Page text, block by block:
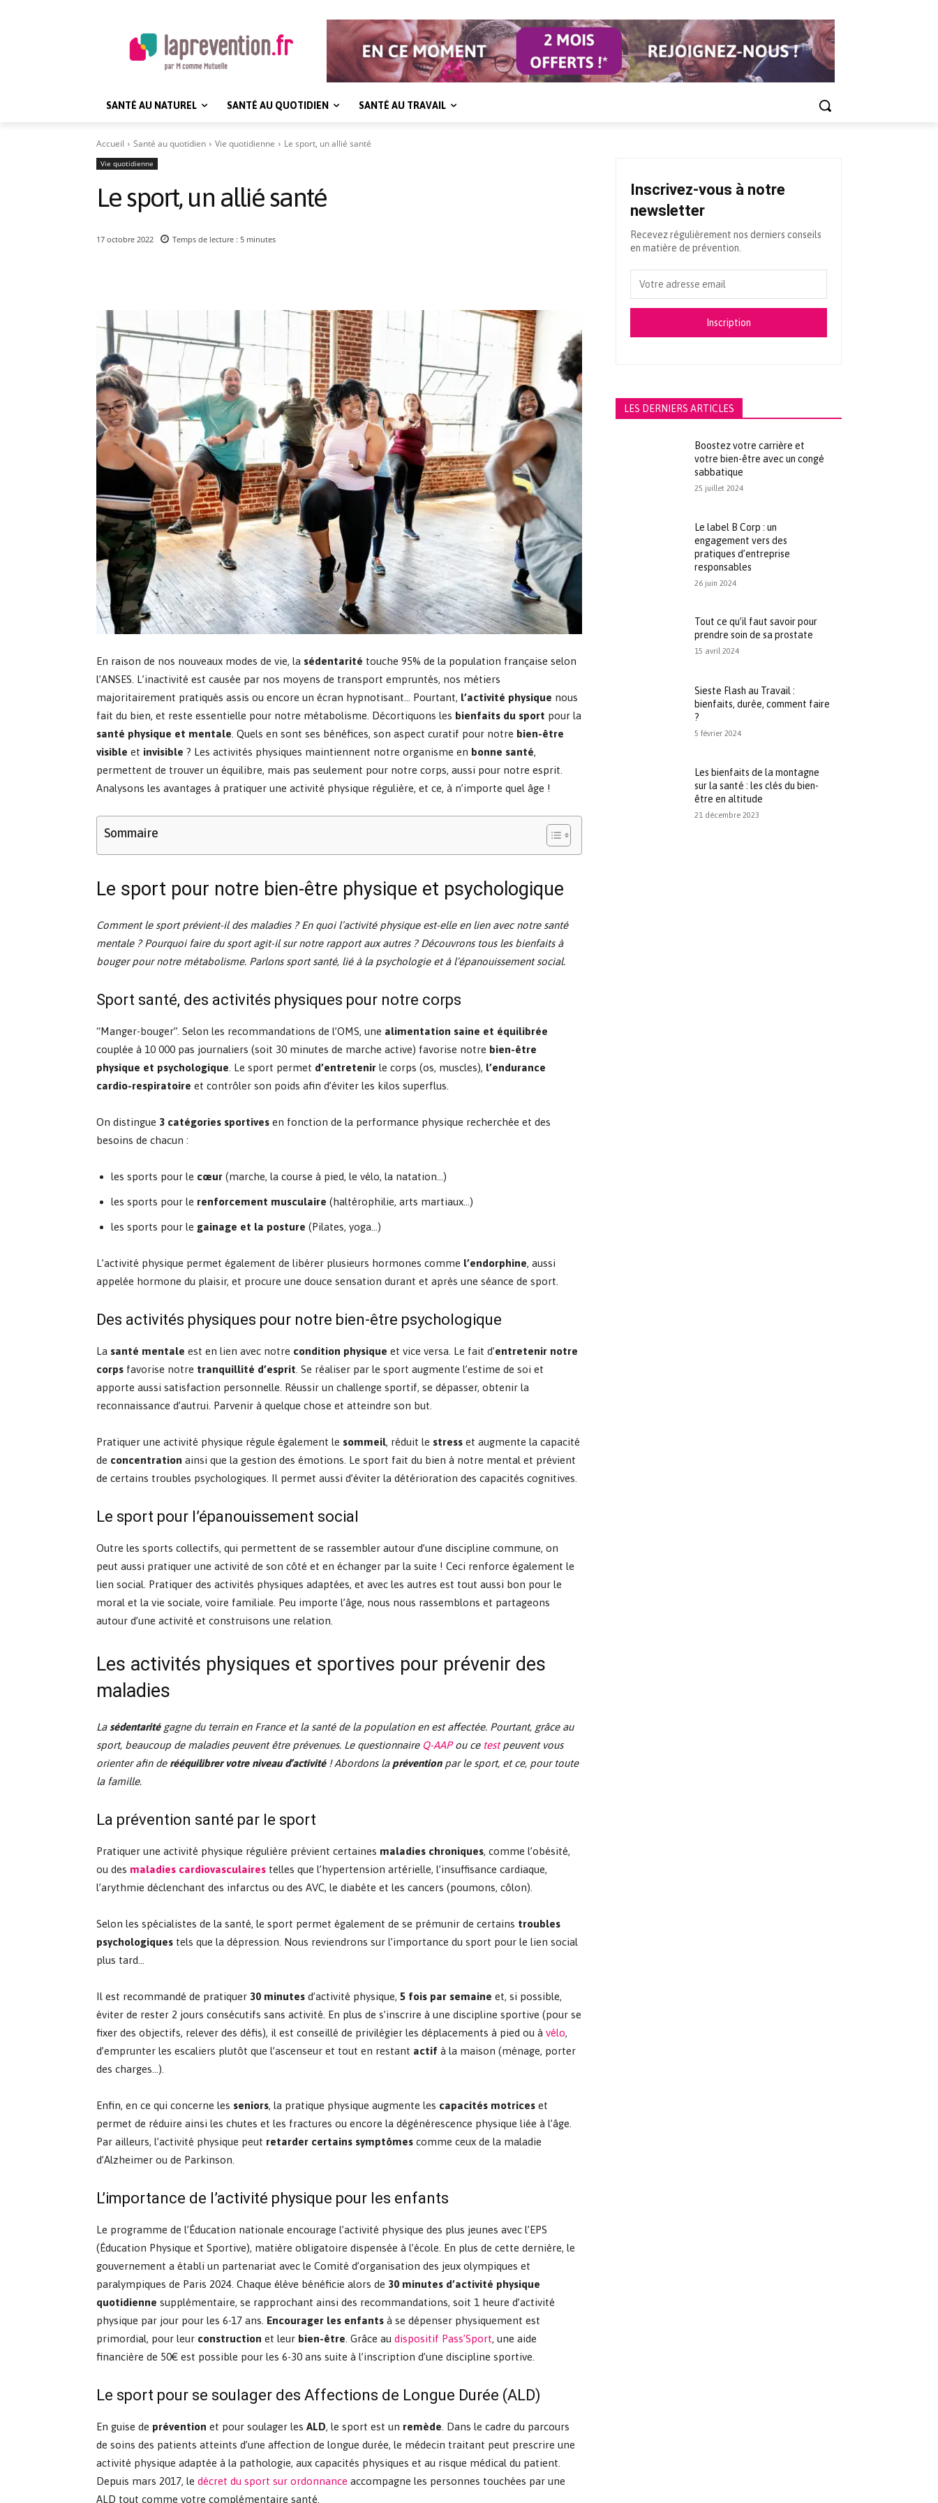
SANTÉ AU NATUREL SANTÉ AU QUOTIDIEN SANTÉ AU TRAVAIL
Accueil Santé au quotidien Vie quotidienne Le sport, un allié santé
Vie quotidienne
Le sport, un allié santé
17 octobre 2022 Temps de lecture : 5 minutes
En raison de nos nouveaux modes de vie, la sédentarité touche 95% de la population française selon
l’ANSES. L’inactivité est causée par nos moyens de transport empruntés, nos métiers
majoritairement pratiqués assis ou encore un écran hypnotisant… Pourtant, l’activité physique nous
fait du bien, et reste essentielle pour notre métabolisme. Décortiquons les bienfaits du sport pour la
santé physique et mentale . Quels en sont ses bénéfices, son aspect curatif pour notre bien-être
visible et invisible ? Les activités physiques maintiennent notre organisme en bonne santé,
permettent de trouver un équilibre, mais pas seulement pour notre corps, aussi pour notre esprit.
Analysons les avantages à pratiquer une activité physique régulière, et ce, à n’importe quel âge !
Sommaire
Le sport pour notre bien-être physique et psychologique
Comment le sport prévient-il des maladies ? En quoi l’activité physique est-elle en lien avec notre santé
mentale ? Pourquoi faire du sport agit-il sur notre rapport aux autres ? Découvrons tous les bienfaits à
bouger pour notre métabolisme. Parlons sport santé, lié à la psychologie et à l’épanouissement social.
Sport santé, des activités physiques pour notre corps
“Manger-bouger”. Selon les recommandations de l’OMS, une alimentation saine et équilibrée
couplée à 10 000 pas journaliers (soit 30 minutes de marche active) favorise notre bien-être
physique et psychologique . Le sport permet d’entretenir le corps (os, muscles), l’endurance
cardio-respiratoire et contrôler son poids afin d’éviter les kilos superflus.
On distingue 3 catégories sportives en fonction de la performance physique recherchée et des
besoins de chacun :
les sports pour le cœur (marche, la course à pied, le vélo, la natation…)
les sports pour le renforcement musculaire (haltérophilie, arts martiaux…)
les sports pour le gainage et la posture (Pilates, yoga…)
L’activité physique permet également de libérer plusieurs hormones comme l’endorphine, aussi
appelée hormone du plaisir, et procure une douce sensation durant et après une séance de sport.
Des activités physiques pour notre bien-être psychologique
La santé mentale est en lien avec notre condition physique et vice versa. Le fait d’entretenir notre
corps favorise notre tranquillité d’esprit . Se réaliser par le sport augmente l’estime de soi et
apporte aussi satisfaction personnelle. Réussir un challenge sportif, se dépasser, obtenir la
reconnaissance d’autrui. Parvenir à quelque chose et atteindre son but.
Pratiquer une activité physique régule également le sommeil, réduit le stress et augmente la capacité
de concentration ainsi que la gestion des émotions. Le sport fait du bien à notre mental et prévient
de certains troubles psychologiques. Il permet aussi d’éviter la détérioration des capacités cognitives.
Le sport pour l’épanouissement social
Outre les sports collectifs, qui permettent de se rassembler autour d’une discipline commune, on
peut aussi pratiquer une activité de son côté et en échanger par la suite ! Ceci renforce également le
lien social. Pratiquer des activités physiques adaptées, et avec les autres est tout aussi bon pour le
moral et la vie sociale, voire familiale. Peu importe l’âge, nous nous rassemblons et partageons
autour d’une activité et construisons une relation.
Les activités physiques et sportives pour prévenir des
maladies
La sédentarité gagne du terrain en France et la santé de la population en est affectée. Pourtant, grâce au
sport, beaucoup de maladies peuvent être prévenues. Le questionnaire Q-AAPou ce testpeuvent vous
orienter afin de rééquilibrer votre niveau d’activité! Abordons la prévention par le sport, et ce, pour toute
la famille.
La prévention santé par le sport
Pratiquer une activité physique régulière prévient certaines maladies chroniques, comme l’obésité,
ou des maladies cardiovasculaires telles que l’hypertension artérielle, l’insuffisance cardiaque,
l’arythmie déclenchant des infarctus ou des AVC, le diabète et les cancers (poumons, côlon).
Selon les spécialistes de la santé, le sport permet également de se prémunir de certains troubles
psychologiques tels que la dépression. Nous reviendrons sur l’importance du sport pour le lien social
plus tard…
Il est recommandé de pratiquer 30 minutes d’activité physique, 5 fois par semaine et, si possible,
éviter de rester 2 jours consécutifs sans activité. En plus de s’inscrire à une discipline sportive (pour se
fixer des objectifs, relever des défis), il est conseillé de privilégier les déplacements à pied ou à vélo,
d’emprunter les escaliers plutôt que l’ascenseur et tout en restant actif à la maison (ménage, porter
des charges…).
Enfin, en ce qui concerne les seniors, la pratique physique augmente les capacités motrices et
permet de réduire ainsi les chutes et les fractures ou encore la dégénérescence physique liée à l’âge.
Par ailleurs, l’activité physique peut retarder certains symptômes comme ceux de la maladie
d’Alzheimer ou de Parkinson.
L’importance de l’activité physique pour les enfants
Le programme de l’Éducation nationale encourage l’activité physique des plus jeunes avec l’EPS
(Éducation Physique et Sportive), matière obligatoire dispensée à l’école. En plus de cette dernière, le
gouvernement a établi un partenariat avec le Comité d’organisation des jeux olympiques et
paralympiques de Paris 2024. Chaque élève bénéficie alors de 30 minutes d’activité physique
quotidienne supplémentaire, se rapprochant ainsi des recommandations, soit 1 heure d’activité
physique par jour pour les 6-17 ans. Encourager les enfants à se dépenser physiquement est
primordial, pour leur construction et leur bien-être . Grâce au dispositif Pass’Sport, une aide
financière de 50€ est possible pour les 6-30 ans suite à l’inscription d’une discipline sportive.
Le sport pour se soulager des Affections de Longue Durée (ALD)
En guise de prévention et pour soulager les ALD, le sport est un remède . Dans le cadre du parcours
de soins des patients atteints d’une affection de longue durée, le médecin traitant peut prescrire une
activité physique adaptée à la pathologie, aux capacités physiques et au risque médical du patient.
Depuis mars 2017, le décret du sport sur ordonnance accompagne les personnes touchées par une
ALD tout comme votre complémentaire santé.
Inscrivez-vous à notre
newsletter
Recevez régulièrement nos derniers conseils
en matière de prévention.
Inscription
LES DERNIERS ARTICLES
Boostez votre carrière et
votre bien-être avec un congé
sabbatique
25 juillet 2024
Le label B Corp : un
engagement vers des
pratiques d’entreprise
responsables
26 juin 2024
Tout ce qu’il faut savoir pour
prendre soin de sa prostate
15 avril 2024
Sieste Flash au Travail :
bienfaits, durée, comment faire
?
5 février 2024
Les bienfaits de la montagne
sur la santé : les clés du bien-
être en altitude
21 décembre 2023